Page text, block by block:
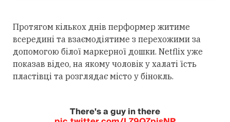
Протягом кількох днів перформер житиме
всередині та взаємодіятиме з перехожими за
допомогою білої маркерної дошки. Netflix уже
показав відео, на якому чоловік у халаті їсть
пластівці та розглядає місто у бінокль.
There's a guy in there